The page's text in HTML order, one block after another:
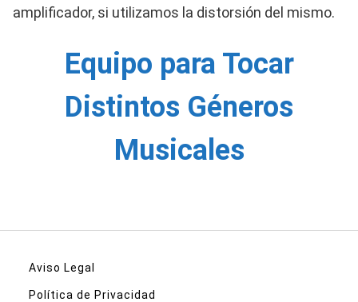
amplificador, si utilizamos la distorsión del mismo.
Equipo para Tocar
Distintos Géneros
Musicales
Aviso Legal
Política de Privacidad